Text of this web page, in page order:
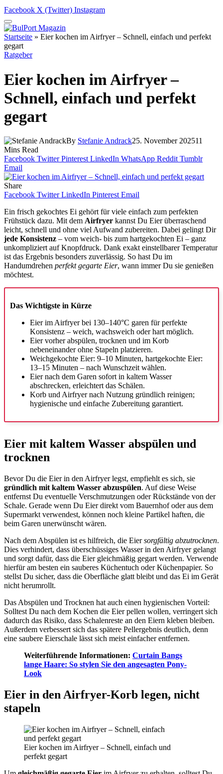
Facebook X (Twitter) Instagram
Startseite » Eier kochen im Airfryer – Schnell, einfach und perfekt
gegart
Ratgeber
Eier kochen im Airfryer –
Schnell, einfach und perfekt
gegart
By Stefanie Andrack25. November 202511
Mins Read
Facebook Twitter Pinterest LinkedIn WhatsApp Reddit Tumblr
Email
Share
Facebook Twitter LinkedIn Pinterest Email
Ein frisch gekochtes Ei gehört für viele einfach zum perfekten
Frühstück dazu. Mit dem Airfryer kannst Du Eier überraschend
leicht, schnell und ohne viel Aufwand zubereiten. Dabei gelingt Dir
jede Konsistenz – vom weich- bis zum hartgekochten Ei – ganz
unkompliziert auf Knopfdruck. Dank exakt einstellbarer Temperatur
ist das Ergebnis besonders zuverlässig. So hast Du im
Handumdrehen perfekt gegarte Eier, wann immer Du sie genießen
möchtest.
Das Wichtigste in Kürze
Eier im Airfryer bei 130–140°C garen für perfekte
Konsistenz – weich, wachsweich oder hart möglich.
Eier vorher abspülen, trocknen und im Korb
nebeneinander ohne Stapeln platzieren.
Weichgekochte Eier: 9–10 Minuten, hartgekochte Eier:
13–15 Minuten – nach Wunschzeit wählen.
Eier nach dem Garen sofort in kaltem Wasser
abschrecken, erleichtert das Schälen.
Korb und Airfryer nach Nutzung gründlich reinigen;
hygienische und einfache Zubereitung garantiert.
Eier mit kaltem Wasser abspülen und
trocknen
Bevor Du die Eier in den Airfryer legst, empfiehlt es sich, sie
gründlich mit kaltem Wasser abzuspülen. Auf diese Weise
entfernst Du eventuelle Verschmutzungen oder Rückstände von der
Schale. Gerade wenn Du Eier direkt vom Bauernhof oder aus dem
Supermarkt verwendest, können noch kleine Partikel haften, die
beim Garen unerwünscht wären.
Nach dem Abspülen ist es hilfreich, die Eiersorgfältig abzutrocknen.
Dies verhindert, dass überschüssiges Wasser in den Airfryer gelangt
und sorgt dafür, dass die Eier gleichmäßig gegart werden. Verwende
hierfür am besten ein sauberes Küchentuch oder Küchenpapier. So
stellst Du sicher, dass die Oberfläche glatt bleibt und das Ei im Gerät
nicht herumrollt.
Das Abspülen und Trocknen hat auch einen hygienischen Vorteil:
Solltest Du nach dem Kochen die Eier pellen wollen, verringert sich
dadurch das Risiko, dass Schalenreste an den Eiern kleben bleiben.
Außerdem verbessert sich das spätere Pellergebnis deutlich, denn
eine saubere Eierschale lässt sich meist einfacher entfernen.
Weiterführende Informationen: Curtain Bangs
lange Haare: So stylen Sie den angesagten Pony-
Look
Eier in den Airfryer-Korb legen, nicht
stapeln
Eier kochen im Airfryer – Schnell, einfach und
perfekt gegart